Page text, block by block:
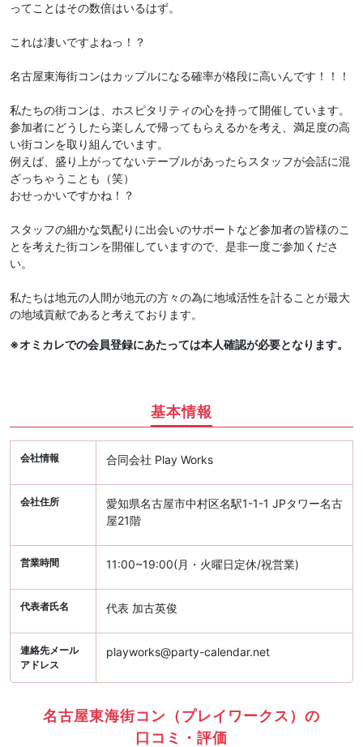
ってことはその数倍はいるはず。
これは凄いですよねっ！？
名古屋東海街コンはカップルになる確率が格段に高いんです！！！
私たちの街コンは、ホスピタリティの心を持って開催しています。
参加者にどうしたら楽しんで帰ってもらえるかを考え、満足度の高
い街コンを取り組んでいます。
例えば、盛り上がってないテーブルがあったらスタッフが会話に混
ざっちゃうことも（笑）
おせっかいですかね！？
スタッフの細かな気配りに出会いのサポートなど参加者の皆様のこ
とを考えた街コンを開催していますので、是非一度ご参加くださ
い。
私たちは地元の人間が地元の方々の為に地域活性を計ることが最大
の地域貢献であると考えております。
※オミカレでの会員登録にあたっては本人確認が必要となります。
基本情報
会社情報 合同会社 Play Works
会社住所
愛知県名古屋市中村区名駅1-1-1 JPタワー名古
屋21階
営業時間 11:00~19:00(月・火曜日定休/祝営業)
代表者氏名 代表 加古英俊
連絡先メール
アドレス
playworks@party-calendar.net
名古屋東海街コン（プレイワークス）の
口コミ・評価